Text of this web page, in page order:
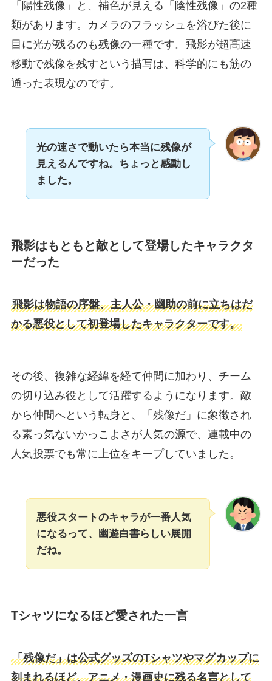
「陽性残像」と、補色が見える「陰性残像」の2種
類があります。カメラのフラッシュを浴びた後に
目に光が残るのも残像の一種です。飛影が超高速
移動で残像を残すという描写は、科学的にも筋の
通った表現なのです。
光の速さで動いたら本当に残像が
見えるんですね。ちょっと感動し
ました。
飛影はもともと敵として登場したキャラクタ
ーだった
飛影は物語の序盤、主人公・幽助の前に立ちはだ
かる悪役として初登場したキャラクターです。
その後、複雑な経緯を経て仲間に加わり、チーム
の切り込み役として活躍するようになります。敵
から仲間へという転身と、「残像だ」に象徴され
る素っ気ないかっこよさが人気の源で、連載中の
人気投票でも常に上位をキープしていました。
悪役スタートのキャラが一番人気
になるって、幽遊白書らしい展開
だね。
Tシャツになるほど愛された一言
「残像だ」は公式グッズのTシャツやマグカップに
刻まれるほど、アニメ・漫画史に残る名言として